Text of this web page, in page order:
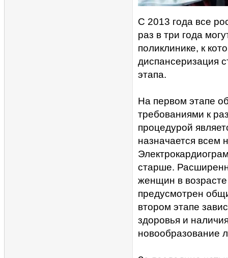
С 2013 года все
раз в три года
поликлинике, к
диспансеризация
этапа.
На первом этапе
требованиями к
процедурой
назначается всем
старше.
женщин в
предусмотрен
втором этапе
здоровья и
новообразование